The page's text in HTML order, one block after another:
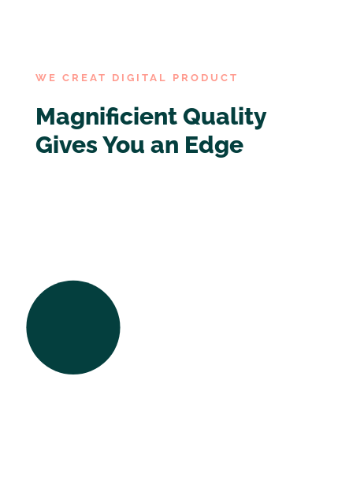
WE CREAT DIGITAL PRODUCT
Magnificient Quality
Gives You an Edge